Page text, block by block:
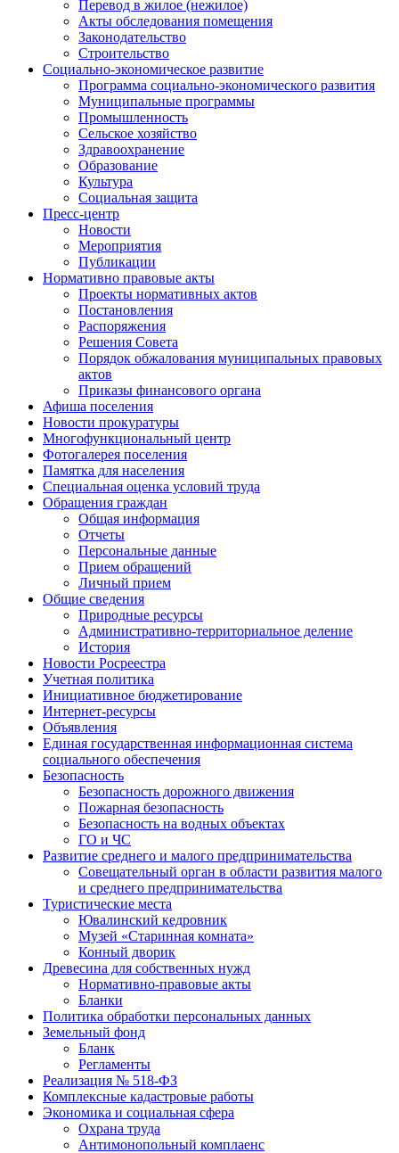
Перевод в жилое (нежилое)
Акты обследования помещения
Законодательство
Строительство
Социально-экономическое развитие
Программа социально-экономического развития
Муниципальные программы
Промышленность
Сельское хозяйство
Здравоохранение
Образование
Культура
Социальная защита
Пресс-центр
Новости
Мероприятия
Публикации
Нормативно правовые акты
Проекты нормативных актов
Постановления
Распоряжения
Решения Совета
Порядок обжалования муниципальных правовых
актов
Приказы финансового органа
Афиша поселения
Новости прокуратуры
Многофункциональный центр
Фотогалерея поселения
Памятка для населения
Специальная оценка условий труда
Обращения граждан
Общая информация
Отчеты
Персональные данные
Прием обращений
Личный прием
Общие сведения
Природные ресурсы
Административно-территориальное деление
История
Новости Росреестра
Учетная политика
Инициативное бюджетирование
Интернет-ресурсы
Объявления
Единая государственная информационная система
социального обеспечения
Безопасность
Безопасность дорожного движения
Пожарная безопасность
Безопасность на водных объектах
ГО и ЧС
Развитие среднего и малого предпринимательства
Совещательный орган в области развития малого
и среднего предпринимательства
Туристические места
Ювалинский кедровник
Музей «Старинная комната»
Конный дворик
Древесина для собственных нужд
Нормативно-правовые акты
Бланки
Политика обработки персональных данных
Земельный фонд
Бланк
Регламенты
Реализация № 518-ФЗ
Комплексные кадастровые работы
Экономика и социальная сфера
Охрана труда
Антимонопольный комплаенс